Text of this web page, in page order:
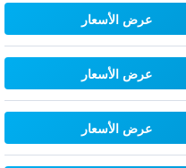
عرض الأسعار
عرض الأسعار
عرض الأسعار